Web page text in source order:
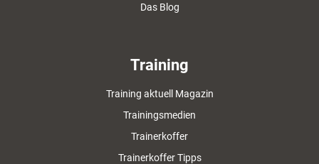
Das Blog
Training
Training aktuell Magazin
Trainingsmedien
Trainerkoffer
Trainerkoffer Tipps